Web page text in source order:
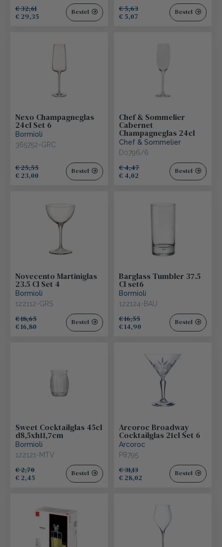
€ 32,61
€ 29,35
Bestel
€ 5,63
€ 5,07
Bestel
Nexo Champagneglas
24cl Set 6
Bormioli
365752-GRC
€ 25,55
€ 23,00
Bestel
Chef & Sommelier
Cabernet
Champagneglas 24cl
Chef & Sommelier
D0796/6
€ 4,47
€ 4,02
Bestel
Novecento Martiniglas
23.5 Cl Set 4
Bormioli
122112-GRS
€ 18,65
€ 16,80
Bestel
Barglass Tumbler 37.5
Cl set6
Bormioli
122124-BAU
€ 16,55
€ 14,90
Bestel
Sweet Cocktailglas 45cl
d8,5xh11,7cm
Bormioli
122121-MTV
€ 2,70
€ 2,45
Bestel
Arcoroc Broadway
Cocktailglas 21cl Set 6
Arcoroc
P8795
€ 31,13
€ 28,02
Bestel